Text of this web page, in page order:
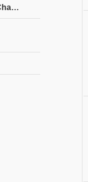
Football - Champion of Champions